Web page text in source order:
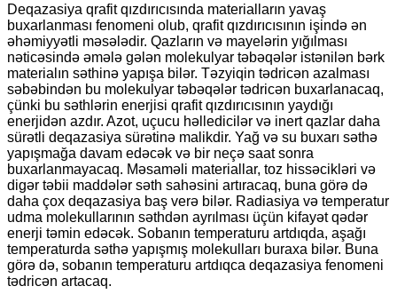
Deqazasiya qrafit qızdırıcısında materialların yavaş
buxarlanması fenomeni olub, qrafit qızdırıcısının işində ən
əhəmiyyətli məsələdir. Qazların və mayelərin yığılması
nəticəsində əmələ gələn molekulyar təbəqələr istənilən bərk
materialın səthinə yapışa bilər. Təzyiqin tədricən azalması
səbəbindən bu molekulyar təbəqələr tədricən buxarlanacaq,
çünki bu səthlərin enerjisi qrafit qızdırıcısının yaydığı
enerjidən azdır. Azot, uçucu həlledicilər və inert qazlar daha
sürətli deqazasiya sürətinə malikdir. Yağ və su buxarı səthə
yapışmağa davam edəcək və bir neçə saat sonra
buxarlanmayacaq. Məsaməli materiallar, toz hissəcikləri və
digər təbii maddələr səth sahəsini artıracaq, buna görə də
daha çox deqazasiya baş verə bilər. Radiasiya və temperatur
udma molekullarının səthdən ayrılması üçün kifayət qədər
enerji təmin edəcək. Sobanın temperaturu artdıqda, aşağı
temperaturda səthə yapışmış molekulları buraxa bilər. Buna
görə də, sobanın temperaturu artdıqca deqazasiya fenomeni
tədricən artacaq.